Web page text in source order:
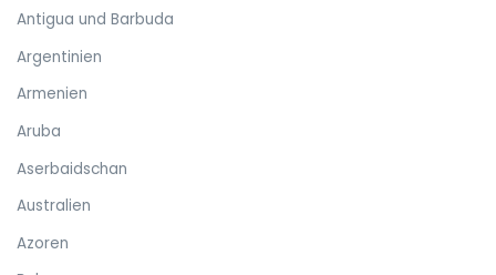
Antigua und Barbuda
Argentinien
Armenien
Aruba
Aserbaidschan
Australien
Azoren